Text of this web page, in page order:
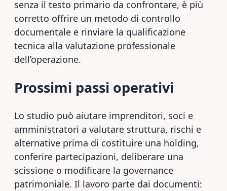
senza il testo primario da confrontare, è più
corretto offrire un metodo di controllo
documentale e rinviare la qualificazione
tecnica alla valutazione professionale
dell’operazione.
Prossimi passi operativi
Lo studio può aiutare imprenditori, soci e
amministratori a valutare struttura, rischi e
alternative prima di costituire una holding,
conferire partecipazioni, deliberare una
scissione o modificare la governance
patrimoniale. Il lavoro parte dai documenti: